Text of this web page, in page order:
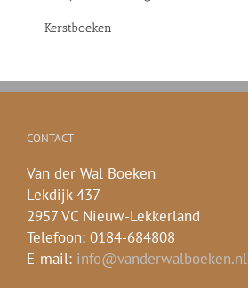
Kerstboeken
CONTACT
Van der Wal Boeken
Lekdijk 437
2957 VC Nieuw-Lekkerland
Telefoon: 0184-684808
E-mail: info@vanderwalboeken.nl